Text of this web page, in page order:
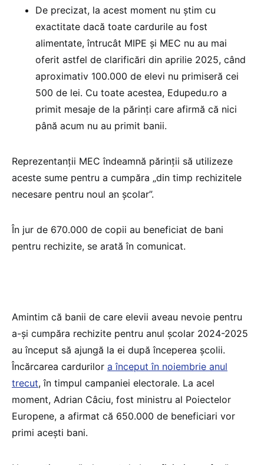
De precizat, la acest moment nu știm cu
exactitate dacă toate cardurile au fost
alimentate, întrucât MIPE și MEC nu au mai
oferit astfel de clarificări din aprilie 2025, când
aproximativ 100.000 de elevi nu primiseră cei
500 de lei. Cu toate acestea, Edupedu.ro a
primit mesaje de la părinți care afirmă că nici
până acum nu au primit banii.
Reprezentanții MEC îndeamnă părinții să utilizeze
aceste sume pentru a cumpăra „din timp rechizitele
necesare pentru noul an școlar”.
În jur de 670.000 de copii au beneficiat de bani
pentru rechizite, se arată în comunicat.
Amintim că banii de care elevii aveau nevoie pentru
a-și cumpăra rechizite pentru anul școlar 2024-2025
au început să ajungă la ei după începerea școlii.
Încărcarea cardurilor a început în noiembrie anul
trecut, în timpul campaniei electorale. La acel
moment, Adrian Câciu, fost ministru al Poiectelor
Europene, a afirmat că 650.000 de beneficiari vor
primi acești bani.